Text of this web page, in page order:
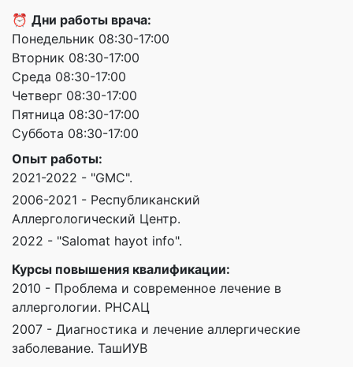
⏰ Дни работы врача:
Понедельник 08:30-17:00
Вторник 08:30-17:00
Среда 08:30-17:00
Четверг 08:30-17:00
Пятница 08:30-17:00
Суббота 08:30-17:00
Опыт работы:
2021-2022 - "GMC".
2006-2021 - Республиканский
Аллергологический Центр.
2022 - "Salomat hayot info".
Курсы повышения квалификации:
2010 - Проблема и современное лечение в
аллергологии. РНСАЦ
2007 - Диагностика и лечение аллергические
заболевание. ТашИУВ